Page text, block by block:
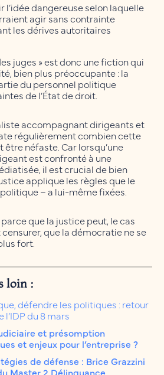
l’idée dangereuse selon laquelle
agir sans contrainte
les dérives autoritaires
juges » est donc une fiction qui
bien plus préoccupante : la
du personnel politique
de l’État de droit.
accompagnant dirigeants et
régulièrement combien cette
néfaste. Car lorsqu’une
est confronté à une
il est crucial de bien
applique les règles que le
– a lui-même fixées.
que la justice peut, le cas
que la démocratie ne se
fort.
loin :
défendre les politiques : retour
du 8 mars
et présomption
et enjeux pour l’entreprise ?
de défense : Brice Grazzini
Master 2 Délinquance